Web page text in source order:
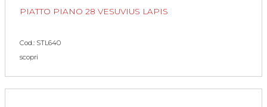
PIATTO PIANO 28 VESUVIUS LAPIS
Cod.: STL640
scopri